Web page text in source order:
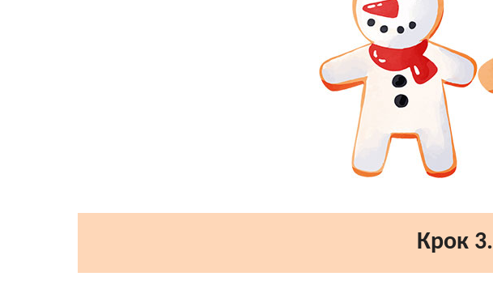
Крок 3.